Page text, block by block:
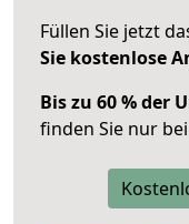
Füllen Sie jetzt
Sie kostenlose
Bis zu 60 % der
finden Sie nur